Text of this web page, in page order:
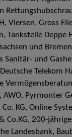
Viersen, Gross
Tankstelle Deppe
und
Sanitär- und
Telekom
Pyrmonter
KG, Online
Co.KG, 200-
Landesbank,